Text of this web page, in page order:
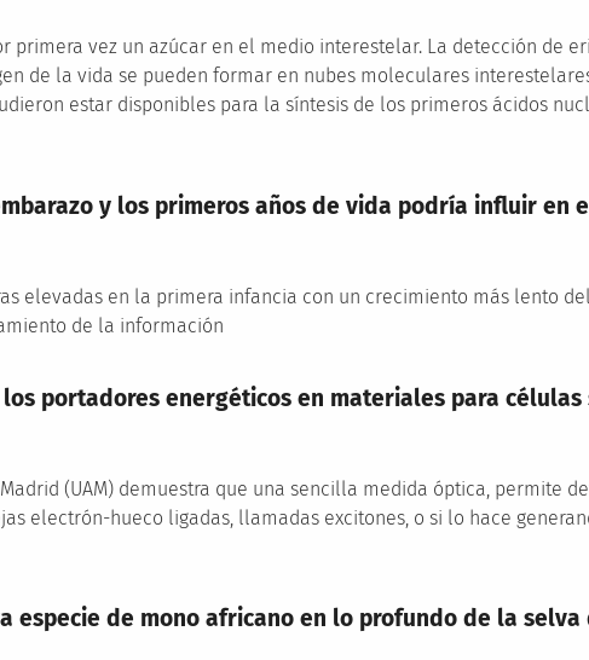
primera vez un azúcar en el medio interestelar. La detección de
de la vida se pueden formar en nubes moleculares
estar disponibles para la síntesis de los primeros ácidos
y los primeros años de vida podría influir en
elevadas en la primera infancia con un crecimiento más lento
de la información
portadores energéticos en materiales para
(UAM) demuestra que una sencilla medida óptica, permite
electrón-hueco ligadas, llamadas excitones, o si lo hace
especie de mono africano en lo profundo de la selva